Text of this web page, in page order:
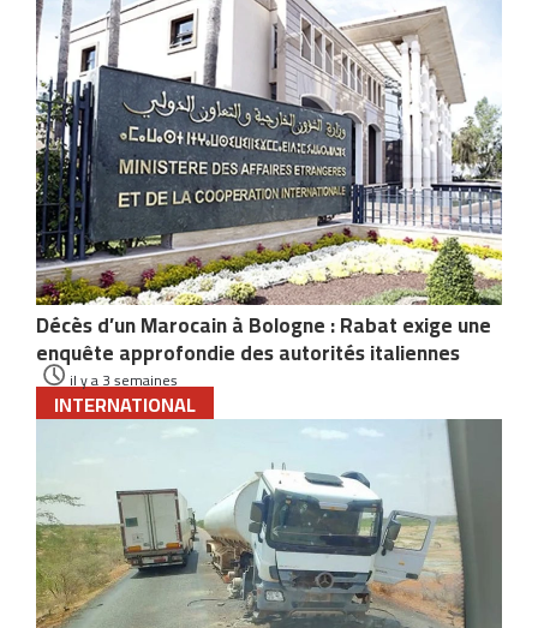
Décès d’un Marocain à Bologne : Rabat exige une
enquête approfondie des autorités italiennes
il y a 3 semaines
INTERNATIONAL